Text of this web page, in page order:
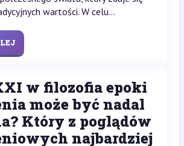
wartości. W celu...
w filozofia epoki
może być nadal
Który z poglądów
najbardziej